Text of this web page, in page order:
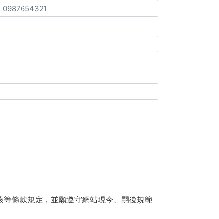
條款規定，並願遵守網站現今、嗣後規範